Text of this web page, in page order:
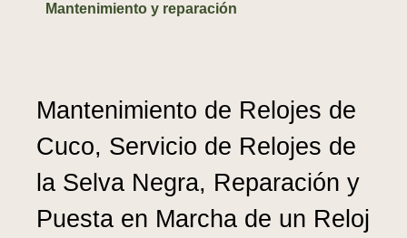
Mantenimiento y reparación
Mantenimiento de Relojes de
Cuco, Servicio de Relojes de
la Selva Negra, Reparación y
Puesta en Marcha de un Reloj